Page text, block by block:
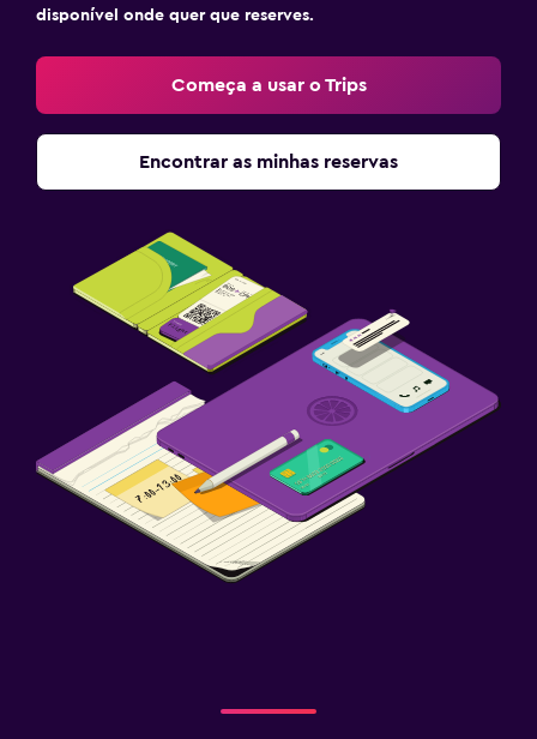
disponível onde quer que reserves.
Começa a usar o Trips
Encontrar as minhas reservas